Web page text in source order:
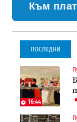
Към
ПОСЛЕДНИ
16:44